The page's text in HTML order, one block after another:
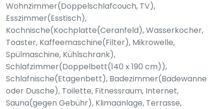
Wohnzimmer(Doppelschlafcouch, TV),
Esszimmer(Esstisch),
Kochnische(Kochplatte(Ceranfeld), Wasserkocher,
Toaster, Kaffeemaschine(Filter), Mikrowelle,
Spülmaschine, Kühlschrank),
Schlafzimmer(Doppelbett(140 x 190 cm)),
Schlafnische(Etagenbett), Badezimmer(Badewanne
oder Dusche), Toilette, Fitnessraum, Internet,
Sauna(gegen Gebühr), Klimaanlage, Terrasse,